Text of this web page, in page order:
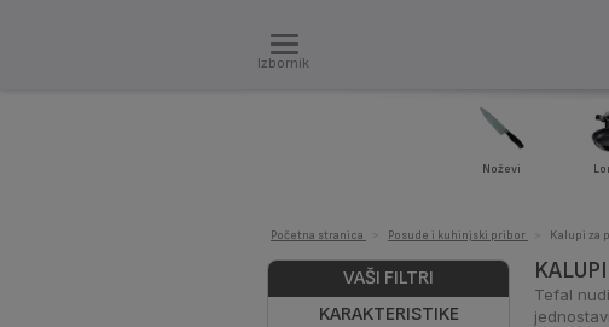
Izbornik
Noževi
Početna stranica Posude i kuhinjski pribor Kalupi za
VAŠI FILTRI
KARAKTERISTIKE
Tefal